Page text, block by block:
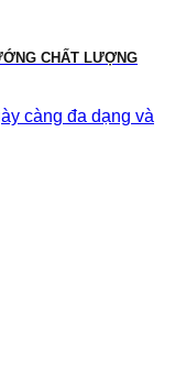
CHẤT LƯỢNG
càng đa dạng và